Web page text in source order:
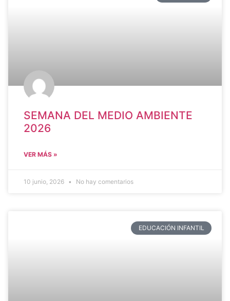
SEMANA DEL MEDIO AMBIENTE
2026
VER MÁS »
10 junio, 2026 No hay comentarios
EDUCACIÓN INFANTIL